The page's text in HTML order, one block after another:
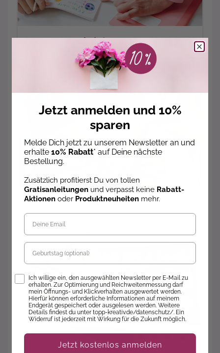
Anleitungen
Rezepte
Jetzt anmelden und 10%
sparen
Melde Dich jetzt zu unserem Newsletter an und
erhalte 10% Rabatt* auf Deine nächste
Bestellung.
Zusätzlich profitierst Du von tollen
Gratisanleitungen und verpasst keine Rabatt-
Aktionen oder Produktneuheiten mehr.
Geburtstag
Opt-InIch willige ein, den ausgewählten Newsletter per E-Mail zu
erhalten. Zur Optimierung und Reichweitenmessung darf
mein Öffnungs- und Klickverhalten ausgewertet werden.
Hierfür können erforderliche Informationen auf meinem
Endgerät gespeichert oder ausgelesen werden. Weitere
Details findest du unter topp-kreativ.de/datenschutz/. Ein
Widerruf ist jederzeit mit Wirkung für die Zukunft möglich.
Jetzt kostenlos anmelden